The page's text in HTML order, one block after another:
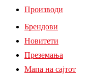
Производи
Брендови
Новитети
Преземања
Мапа на сајтот